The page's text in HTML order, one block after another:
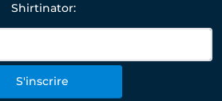
Shirtinator:
S'inscrire